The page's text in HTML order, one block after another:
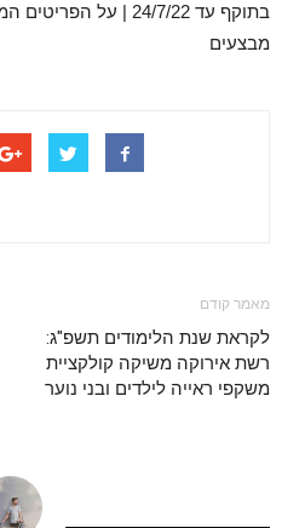
בתוקף עד 24/7/22 |
מבצעים
מאמר קודם
לקראת שנת הלימודים תשפ"ג:
רשת אירוקה משיקה קולקציית
משקפי ראייה לילדים ובני נוער